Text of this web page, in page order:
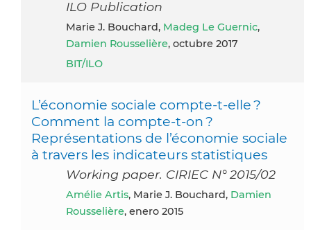
ILO Publication
Marie J. Bouchard, Madeg Le Guernic,
Damien Rousselière, octubre 2017
BIT/ILO
L’économie sociale compte-t-elle ?
Comment la compte-t-on ?
Représentations de l’économie sociale
à travers les indicateurs statistiques
Working paper. CIRIEC N° 2015/02
Amélie Artis, Marie J. Bouchard, Damien
Rousselière, enero 2015